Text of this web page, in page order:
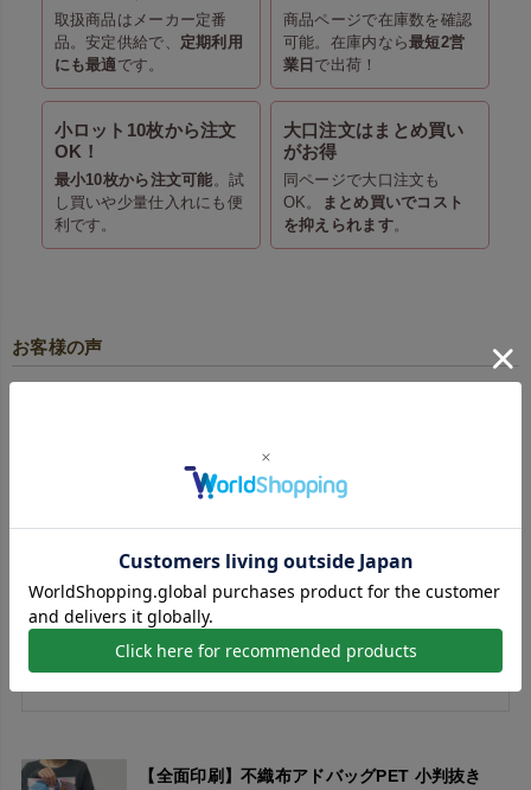
取扱商品はメーカー定番
品。安定供給で、 定期利用
にも最適 です。
商品ページで在庫数を確認
可能。在庫内なら最短2営
業日 で出荷！
小ロット10枚から注文
OK！
最小10枚から注文可能 。試
し買いや少量仕入れにも便
利です。
大口注文はまとめ買い
がお得
同ページで大口注文も
OK。
まとめ買いでコスト
を抑えられます。
お客様の声
いつも利用している印刷所がどうしても納期が間に合わな
いということで、何件も同種類の製品を扱っている所に連
絡。でもこの時期繁忙期でどこも間に合いそうもありませ
んでした。その中こちらのご担当の方は丁寧に相談に載っ
ていただき何とかエンドユーザー様にお届けすることがで
きました
【全面印刷】不織布アドバッグPET 小判抜き